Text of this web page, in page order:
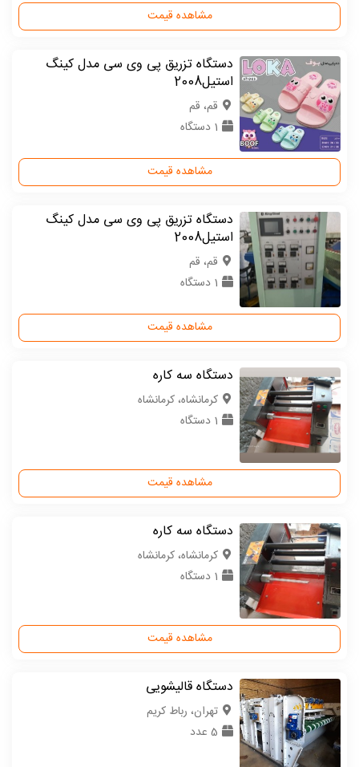
مشاهده قیمت
دستگاه تزریق پی وی سی مدل کینگ
استیل2008
قم، قم
1 دستگاه
مشاهده قیمت
دستگاه تزریق پی وی سی مدل کینگ
استیل2008
قم، قم
1 دستگاه
مشاهده قیمت
دستگاه سه کاره
كرمانشاه، کرمانشاه
1 دستگاه
مشاهده قیمت
دستگاه سه کاره
كرمانشاه، کرمانشاه
1 دستگاه
مشاهده قیمت
دستگاه قالیشویی
تهران، رباط کریم
5 عدد